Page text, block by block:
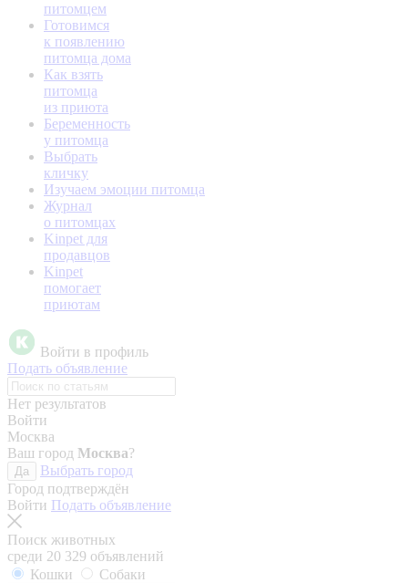
питомцем
Готовимся
к появлению
питомца дома
Как взять
питомца
из приюта
Беременность
у питомца
Выбрать
кличку
Изучаем эмоции питомца
Журнал
о питомцах
Kinpet для
продавцов
Kinpet
помогает
приютам
Войти в профиль
Подать объявление
Нет результатов
Войти
Москва
Ваш город Москва?
Да
Выбрать город
Город подтверждён
Войти Подать объявление
Поиск животных
среди 20 329 объявлений
Кошки
Собаки